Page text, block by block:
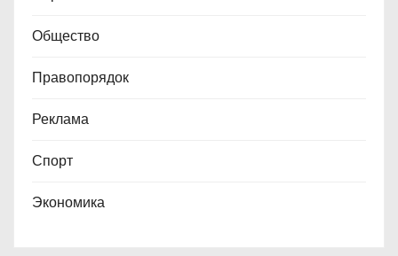
Общество
Правопорядок
Реклама
Спорт
Экономика